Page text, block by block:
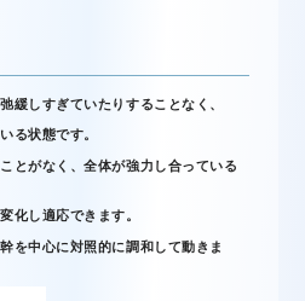
緩しすぎていたりすることなく、
る状態です。
とがなく、全体が強力し合っている
化し適応できます。
を中心に対照的に調和して動きま